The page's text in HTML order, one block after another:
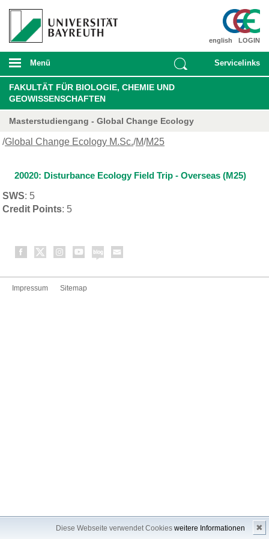
Diese Webseite verwendet Cookies weitere Informationen ✖
LOGIN
english
Menü Servicelinks
FAKULTÄT FÜR BIOLOGIE, CHEMIE UND
GEOWISSENSCHAFTEN
Masterstudiengang - Global Change Ecology
/Global Change Ecology M.Sc./M/M25
20020: Disturbance Ecology Field Trip - Overseas (M25)
SWS: 5
Credit Points: 5
Impressum Sitemap